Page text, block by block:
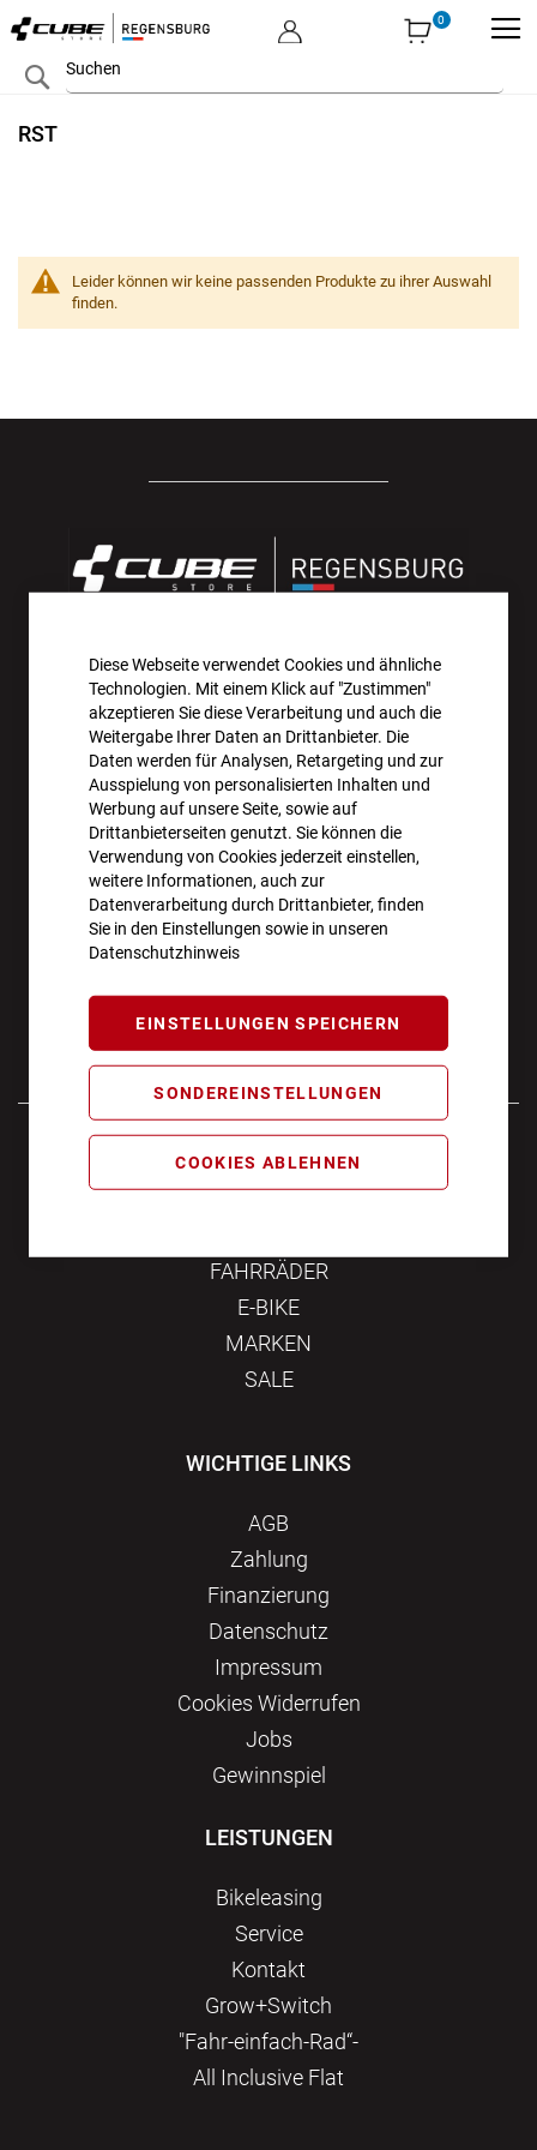
Diese Webseite verwendet Cookies und ähnliche
Technologien. Mit einem Klick auf "Zustimmen"
akzeptieren Sie diese Verarbeitung und auch die
Weitergabe Ihrer Daten an Drittanbieter. Die
Daten werden für Analysen, Retargeting und zur
Ausspielung von personalisierten Inhalten und
Werbung auf unsere Seite, sowie auf
Drittanbieterseiten genutzt. Sie können die
Verwendung von Cookies jederzeit einstellen,
weitere Informationen, auch zur
Datenverarbeitung durch Drittanbieter, finden
Sie in den Einstellungen sowie in unseren
Datenschutzhinweis
EINSTELLUNGEN SPEICHERN
SONDEREINSTELLUNGEN
COOKIES ABLEHNEN
Inhalt
Search
RST
Leider können wir keine passenden Produkte zu ihrer Auswahl
finden.
AKTIONEN UND NEUHEITEN ABONNIEREN UND
10€ GUTSCHEIN SICHERN!**
ANMELDEN
**Angebot gültig ab einem Bestellwert von 100€.
Abmeldung jederzeit möglich.
ÖFFNUNGSZEITEN
Montag - Freitag 10:00 - 18:00
Samstag 10:00 - 16:00
FAHRRÄDER
E-BIKE
MARKEN
SALE
WICHTIGE LINKS
AGB
Zahlung
Finanzierung
Datenschutz
Impressum
Сookies Widerrufen
Jobs
Gewinnspiel
LEISTUNGEN
Bikeleasing
Service
Kontakt
Grow+Switch
"Fahr-einfach-Rad“-
All Inclusive Flat